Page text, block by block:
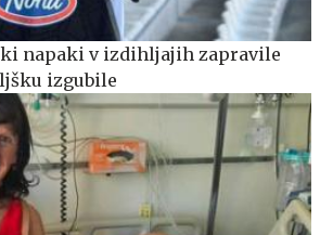
napaki v izdihljajih zapravile
izgubile